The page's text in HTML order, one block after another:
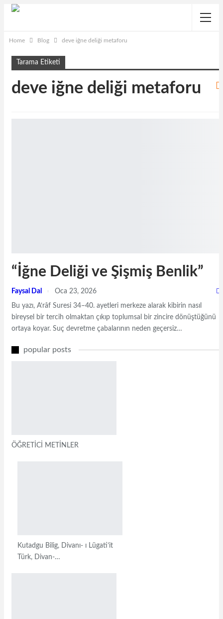
Home Blog deve iğne deliği metaforu
Tarama Etiketi
deve iğne deliği metaforu
“İğne Deliği ve Şişmiş Benlik”
Faysal Dal Oca 23, 2026
Bu yazı, A‘râf Suresi 34–40. ayetleri merkeze alarak kibirin nasıl
bireysel bir tercih olmaktan çıkıp toplumsal bir zincire dönüştüğünü
ortaya koyar. Suç devretme çabalarının neden geçersiz…
popular posts
ÖĞRETİCİ METİNLER
Kutadgu Bilig, Divanı- ı Lügati’it
Türk, Divan-…